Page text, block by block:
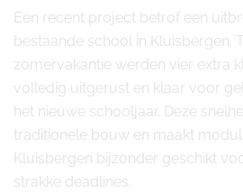
Een recent project betrof een
bestaande school in Kluisbergen.
zomervakantie werden vier extra
volledig uitgerust en klaar voor
het nieuwe schooljaar. Deze
traditionele bouw en maakt
Kluisbergen bijzonder geschikt
strakke deadlines.